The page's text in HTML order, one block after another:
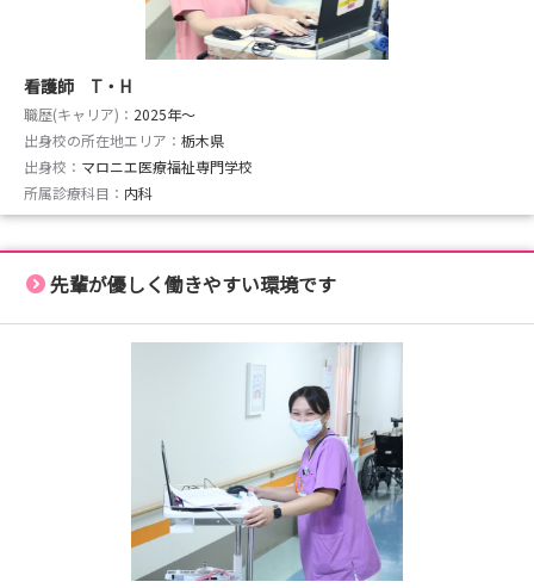
看護師 T・H
職歴(キャリア)： 2025年〜
出身校の所在地エリア： 栃木県
出身校： マロニエ医療福祉専門学校
所属診療科目： 内科
先輩が優しく働きやすい環境です